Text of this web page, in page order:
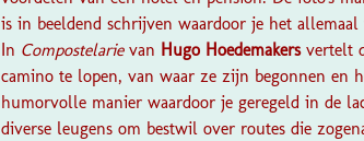
is in beeldend schrijven waardoor je het
In Compostelarie van Hugo Hoedemakers vertelt
camino te lopen, van waar ze zijn begonnen en
humorvolle manier waardoor je geregeld in de
diverse leugens om bestwil over routes die